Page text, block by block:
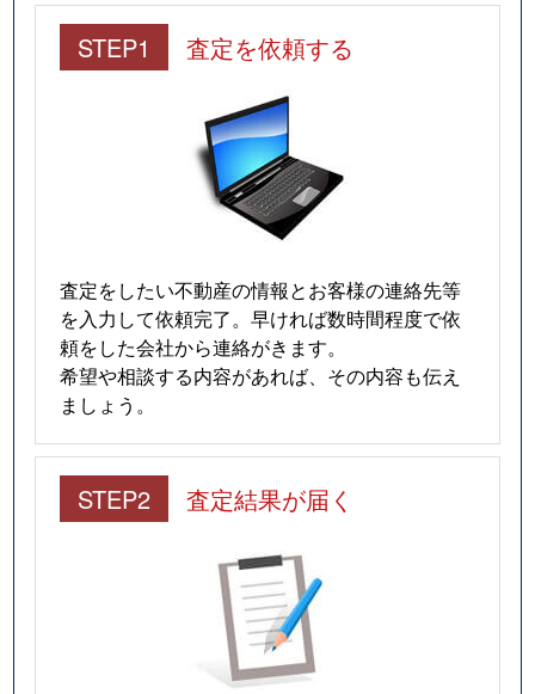
STEP1 査定を依頼する
査定をしたい不動産の情報とお客様の連絡先等
を入力して依頼完了。早ければ数時間程度で依
頼をした会社から連絡がきます。
希望や相談する内容があれば、その内容も伝え
ましょう。
STEP2 査定結果が届く